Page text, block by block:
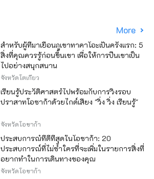
More
สำหรับผู้ที่มาเยือนภูเขาทาคาโอะเป็นครั้งแรก: 5
สิ่งที่คุณควรรู้ก่อนขึ้นเขา เพื่อให้การปีนเขาเป็น
ไปอย่างสนุกสนาน
จังหวัดโตเกียว
เรียนรู้ประวัติศาสตร์ไปพร้อมกับการวิ่งรอบ
ปราสาทโอซาก้าด้วยไกด์เสียง "วิ่ง วิ่ง เรียนรู้"
จังหวัดโอซาก้า
ประสบการณ์ที่ดีที่สุดในโอซาก้า: 20
ประสบการณ์ที่ไม่ซ้ำใครที่จะเพิ่มในรายการสิ่งที่
อยากทำในการเดินทางของคุณ
จังหวัดโอซาก้า